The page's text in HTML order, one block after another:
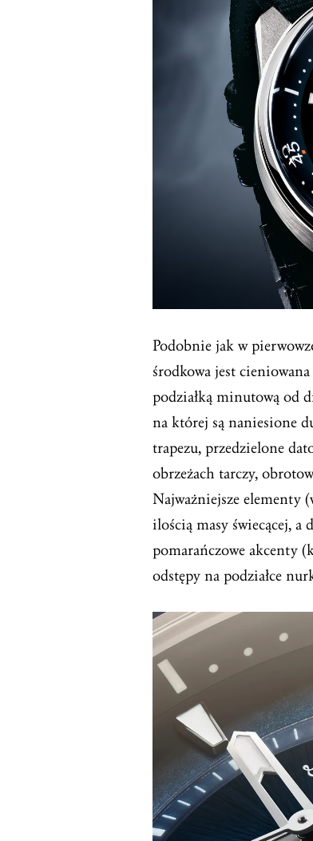
Podobnie jak w
środkowa jest
podziałką minutową od
na której są naniesione
trapezu, przedzielone
obrzeżach tarczy,
Najważniejsze elementy
ilością masy świecącej,
pomarańczowe akcenty
odstępy na podziałce